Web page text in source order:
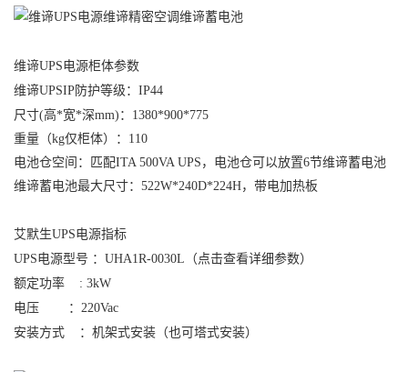
维谛UPS电源柜体参数
维谛UPSIP防护等级 ： IP44
尺寸(高*宽*深mm)： 1380*900*775
重量（kg仅柜体）：110
电池仓空间：
匹配ITA 500VA UPS，电池仓可以放置6节维谛蓄电池
维谛蓄电池最大尺寸：522W*240D*224H，带电加热板
艾默生UPS电源指标
UPS电源型号 ： UHA1R-0030L （点击查看详细参数）
额定功率 : 3kW
电压 ： 220Vac
安装方式 ：机架式安装（也可塔式安装）